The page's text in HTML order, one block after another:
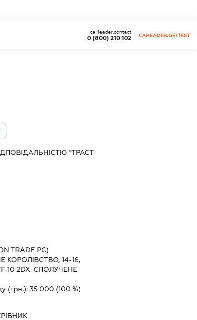
0 (800) 210 102
caHeader.contact
CAHEADER.GETTEST
"ТРАСТ
TRADE PC)
КОРОЛІВСТВО, 14-16,
10 2DX. СПОЛУЧЕНЕ
(грн.): 35 000 (100 %)